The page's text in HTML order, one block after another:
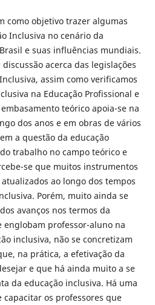
como objetivo trazer algumas
Inclusiva no cenário da
e suas influências mundiais.
acerca das legislações
assim como verificamos
na Educação Profissional e
teórico apoia-se na
dos anos e em obras de vários
a questão da educação
trabalho no campo teórico e
se que muitos instrumentos
ao longo dos tempos
Porém, muito ainda se
avanços nos termos da
englobam professor-aluno na
inclusiva, não se concretizam
na prática, a efetivação da
e que há ainda muito a se
da educação inclusiva. Há uma
os professores que